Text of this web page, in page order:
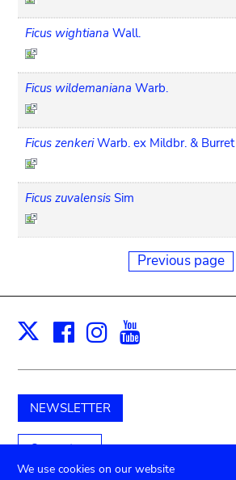
Ficus wightiana Wall.
Ficus wildemaniana Warb.
Ficus zenkeri Warb. ex Mildbr. & Burret
Ficus zuvalensis Sim
Previous page
X Facebook
Instagram
NEWSLETTER
Support us
We use cookies on our website